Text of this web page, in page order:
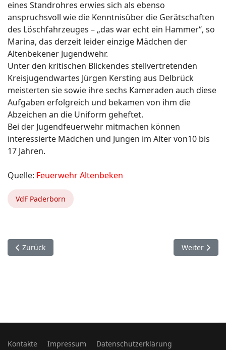
eines Standrohres erwies sich als ebenso
anspruchsvoll wie die Kenntnisüber die Gerätschaften
des Löschfahrzeuges – „das war echt ein Hammer“, so
Marina, das derzeit leider einzige Mädchen der
Altenbekener Jugendwehr.
Unter den kritischen Blickendes stellvertretenden
Kreisjugendwartes Jürgen Kersting aus Delbrück
meisterten sie sowie ihre sechs Kameraden auch diese
Aufgaben erfolgreich und bekamen von ihm die
Abzeichen an die Uniform geheftet.
Bei der Jugendfeuerwehr mitmachen können
interessierte Mädchen und Jungen im Alter von10 bis
17 Jahren.
Quelle: Feuerwehr Altenbeken
VdF Paderborn
Vorheriger Beitrag: „Neue Retter in den Reihen der
Zurück Nächster
Weiter
Kontakte Impressum
Datenschutzerklärung